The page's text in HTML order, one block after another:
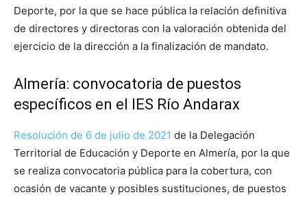
Deporte, por la que se hace pública la relación definitiva
de directores y directoras con la valoración obtenida del
ejercicio de la dirección a la finalización de mandato.
Almería: convocatoria de puestos
específicos en el IES Río Andarax
Resolución de 6 de julio de 2021 de la Delegación
Territorial de Educación y Deporte en Almería, por la que
se realiza convocatoria pública para la cobertura, con
ocasión de vacante y posibles sustituciones, de puestos